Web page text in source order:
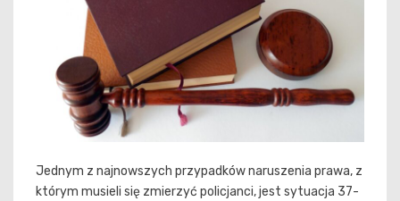
Jednym z najnowszych przypadków naruszenia prawa, z
którym musieli się zmierzyć policjanci, jest sytuacja 37-